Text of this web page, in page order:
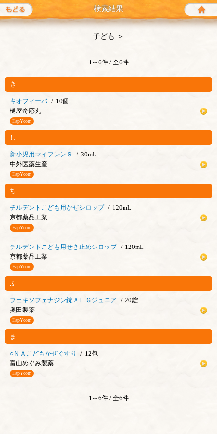
検索結果
子ども ＞
1～6件 / 全6件
き
キオフィーバ
10個
樋屋奇応丸
HapYcom
し
新小児用マイフレンＳ
30mL
中外医薬生産
HapYcom
ち
チルデントこども用かぜシロップ
120mL
京都薬品工業
HapYcom
チルデントこども用せき止めシロップ
120mL
京都薬品工業
HapYcom
ふ
フェキソフェナジン錠ＡＬＧジュニア
20錠
奥田製薬
HapYcom
ま
○ＮＡこどもかぜぐすり
12包
富山めぐみ製薬
HapYcom
1～6件 / 全6件